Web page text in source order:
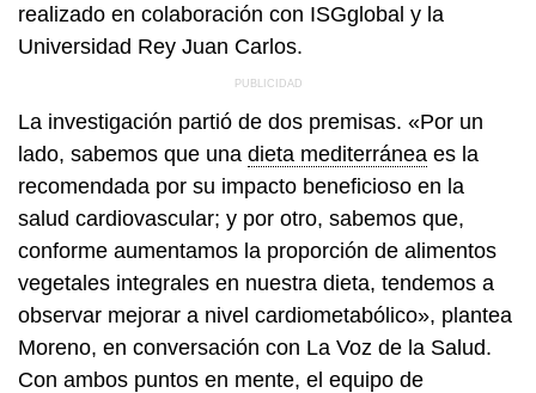
realizado en colaboración con ISGglobal y la
Universidad Rey Juan Carlos.
La investigación partió de dos premisas. «Por un
lado, sabemos que una dieta mediterránea es la
recomendada por su impacto beneficioso en la
salud cardiovascular; y por otro, sabemos que,
conforme aumentamos la proporción de alimentos
vegetales integrales en nuestra dieta, tendemos a
observar mejorar a nivel cardiometabólico», plantea
Moreno, en conversación con La Voz de la Salud.
Con ambos puntos en mente, el equipo de